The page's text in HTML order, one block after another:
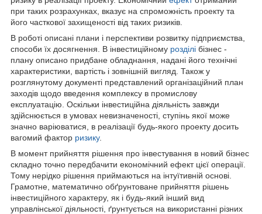
при таких розрахунках, вказує на спроможність проекту та
його часткової захищеності від таких ризиків.
В роботі описані плани і перспективи розвитку підприємства,
способи їх досягнення. В інвестиційному розділі бізнес -
плану описано придбане обладнання, надані його технічні
характеристики, вартість і зовнішній вигляд. Також у
розглянутому документі представлений організаційний план
заходів щодо введення комплексу в промислову
експлуатацію. Оскільки інвестиційна діяльність завжди
здійснюється в умовах невизначеності, ступінь якої може
значно варіюватися, в реалізації будь-якого проекту досить
вагомий фактор ризику.
В момент прийняття рішення про інвестування в новий бізнес
складно точно передбачити економічний ефект цієї операції.
Тому нерідко рішення приймаються на інтуїтивній основі.
Грамотне, математично обґрунтоване прийняття рішень
інвестиційного характеру, як і будь-який інший вид
управлінської діяльності, ґрунтується на використанні різних